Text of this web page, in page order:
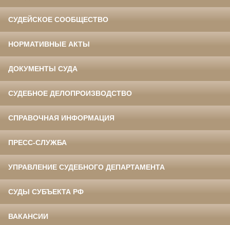
СУДЕЙСКОЕ СООБЩЕСТВО
НОРМАТИВНЫЕ АКТЫ
ДОКУМЕНТЫ СУДА
СУДЕБНОЕ ДЕЛОПРОИЗВОДСТВО
СПРАВОЧНАЯ ИНФОРМАЦИЯ
ПРЕСС-СЛУЖБА
УПРАВЛЕНИЕ СУДЕБНОГО ДЕПАРТАМЕНТА
СУДЫ СУБЪЕКТА РФ
ВАКАНСИИ